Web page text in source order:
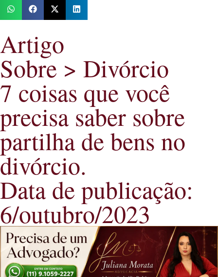
Artigo
Sobre > Divórcio
7 coisas que você
precisa saber sobre
partilha de bens no
divórcio.
Data de publicação:
6/outubro/2023